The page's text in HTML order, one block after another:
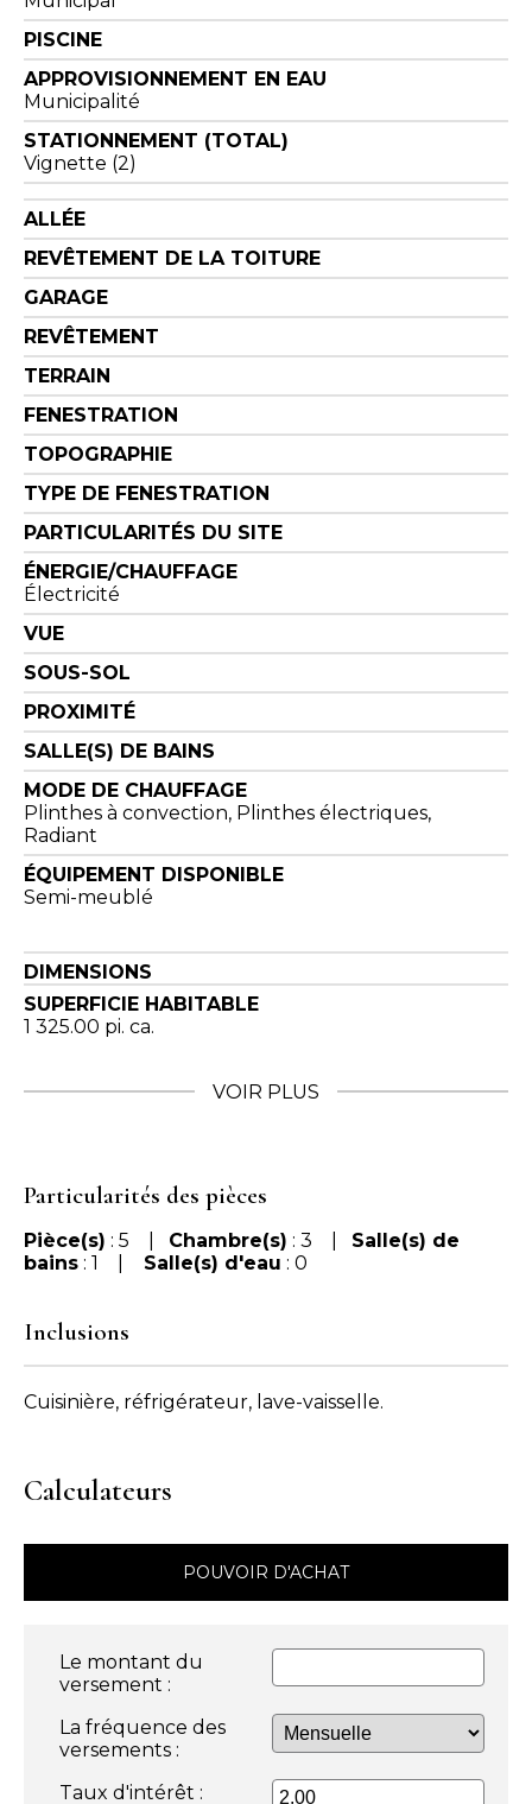
PISCINE
APPROVISIONNEMENT EN EAU
Municipalité
STATIONNEMENT (TOTAL)
Vignette (2)
ALLÉE
REVÊTEMENT DE LA TOITURE
GARAGE
REVÊTEMENT
TERRAIN
FENESTRATION
TOPOGRAPHIE
TYPE DE FENESTRATION
PARTICULARITÉS DU SITE
ÉNERGIE/CHAUFFAGE
Électricité
VUE
SOUS-SOL
PROXIMITÉ
SALLE(S) DE BAINS
MODE DE CHAUFFAGE
Plinthes à convection, Plinthes électriques,
Radiant
ÉQUIPEMENT DISPONIBLE
Semi-meublé
DIMENSIONS
SUPERFICIE HABITABLE
1 325.00 pi. ca.
VOIR PLUS
Particularités des pièces
Pièce(s) : 5 | Chambre(s) : 3 | Salle(s) de
bains : 1 | Salle(s) d'eau : 0
Inclusions
Cuisinière, réfrigérateur, lave-vaisselle.
Calculateurs
POUVOIR D'ACHAT
Le montant du
versement :
La fréquence des
versements :
Taux d'intérêt :